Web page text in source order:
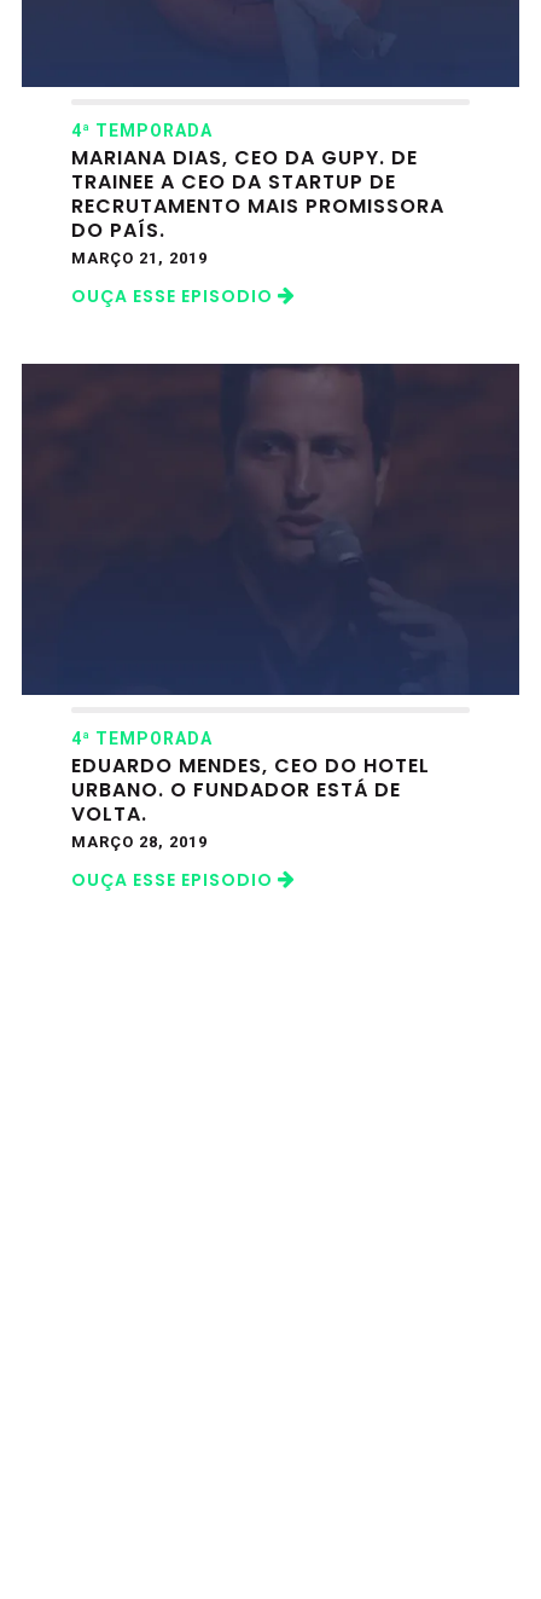
4ª TEMPORADA
MARIANA DIAS, CEO DA GUPY. DE
TRAINEE A CEO DA STARTUP DE
RECRUTAMENTO MAIS PROMISSORA
DO PAÍS.
MARÇO 21, 2019
OUÇA ESSE EPISODIO
4ª TEMPORADA
EDUARDO MENDES, CEO DO HOTEL
URBANO. O FUNDADOR ESTÁ DE
VOLTA.
MARÇO 28, 2019
OUÇA ESSE EPISODIO